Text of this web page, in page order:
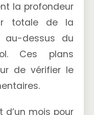
la profondeur
totale de la
dessus du
Ces plans
de vérifier le
d’un mois pour